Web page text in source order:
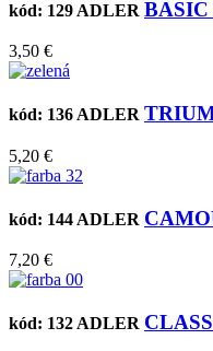
kód: 129 ADLER
3,50 €
kód: 136 ADLER
5,20 €
kód: 144 ADLER
7,20 €
kód: 132 ADLER